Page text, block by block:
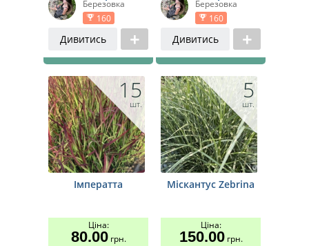
Березовка
160
Дивитись
Березовка
160
Дивитись
15
шт.
Імператта
Ціна:
80.00грн.
5
шт.
Міскантус Zebrina
Ціна:
150.00грн.